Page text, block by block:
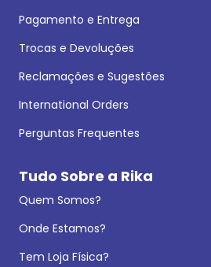
Pagamento e Entrega
Trocas e Devoluções
Reclamações e Sugestões
International Orders
Perguntas Frequentes
Tudo Sobre a Rika
Quem Somos?
Onde Estamos?
Tem Loja Física?